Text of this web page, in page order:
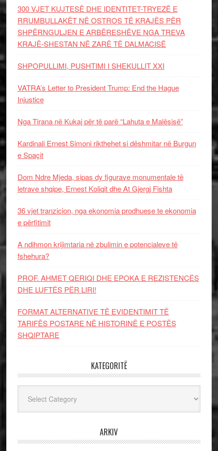
300 VJET KUJTESË DHE IDENTITET-TRYEZË E
RRUMBULLAKËT NË OSTROS TË KRAJËS PËR
SHPËRNGULJEN E ARBËRESHËVE NGA TREVA
KRAJË-SHESTAN NË ZARË TË DALMACISË
SHPOPULLIMI, PUSHTIMI I SHEKULLIT XXI
VATRA’s Letter to President Trump: End the Hague
Injustice
Nga Tirana në Kukaj për të parë “Lahuta e Malësisë”
Kardinali Ernest Simoni rikthehet si dëshmitar në Burgun
e Spaçit
Dom Ndre Mjeda, sipas dy figurave monumentale të
letrave shqipe, Ernest Koliqit dhe At Gjergj Fishta
36 vjet tranzicion, nga ekonomia prodhuese te ekonomia
e përfitimit
A ndihmon krijimtaria në zbulimin e potencialeve të
fshehura?
PROF. AHMET QERIQI DHE EPOKA E REZISTENCЁS
DHE LUFTЁS PЁR LIRI!
FORMAT ALTERNATIVE TË EVIDENTIMIT TË
TARIFËS POSTARE NË HISTORINË E POSTËS
SHQIPTARE
KATEGORITË
ARKIV